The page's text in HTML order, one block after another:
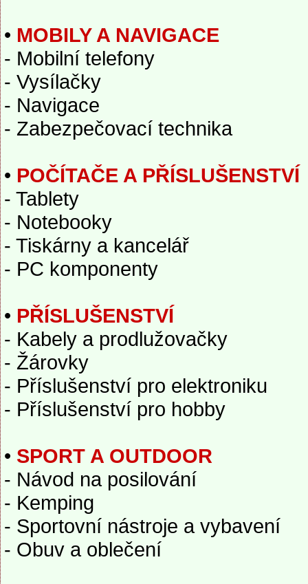
• MOBILY A NAVIGACE
- Mobilní telefony
- Vysílačky
- Navigace
- Zabezpečovací technika
• POČÍTAČE A PŘÍSLUŠENSTVÍ
- Tablety
- Notebooky
- Tiskárny a kancelář
- PC komponenty
• PŘÍSLUŠENSTVÍ
- Kabely a prodlužovačky
- Žárovky
- Příslušenství pro elektroniku
- Příslušenství pro hobby
• SPORT A OUTDOOR
- Návod na posilování
- Kemping
- Sportovní nástroje a vybavení
- Obuv a oblečení